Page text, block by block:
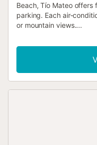
Beach, Tío Mateo offers
parking. Each air-
or mountain views....